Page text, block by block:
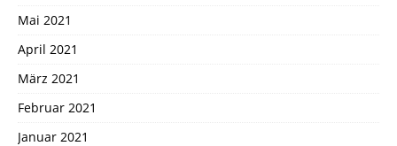
Mai 2021
April 2021
März 2021
Februar 2021
Januar 2021